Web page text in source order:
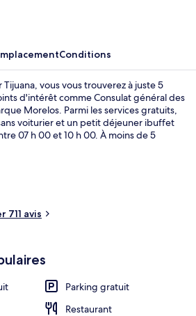
Conditions
vous vous trouverez à juste 5
d'intérêt comme Consulat général des
Morelos. Parmi les services gratuits,
voiturier et un petit déjeuner ibuffet
07 h 00 et 10 h 00. À moins de 5
et CEART Tijuana. Les autres
bien en ce qui concerne le personnel
711 avis
Parking gratuit
Restaurant